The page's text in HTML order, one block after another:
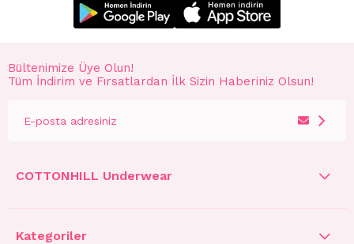
Bültenimize Üye Olun!
Tüm İndirim ve Fırsatlardan İlk Sizin Haberiniz Olsun!
COTTONHILL Underwear
Kategoriler